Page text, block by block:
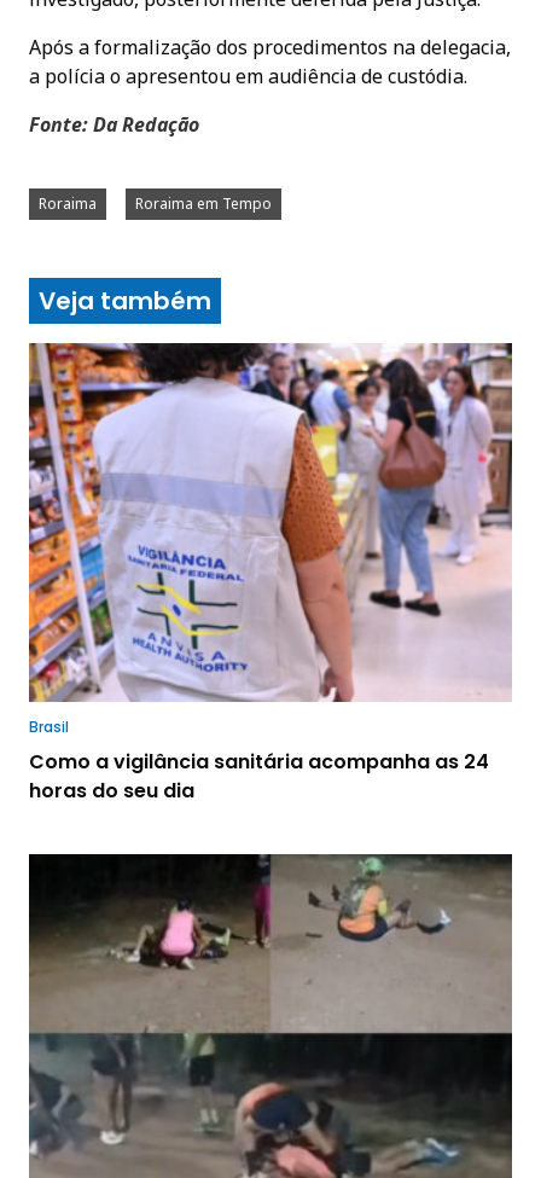
Após a formalização dos procedimentos na delegacia,
a polícia o apresentou em audiência de custódia.
Fonte: Da Redação
Roraima Roraima em Tempo
Veja também
Brasil
Como a vigilância sanitária acompanha as 24
horas do seu dia